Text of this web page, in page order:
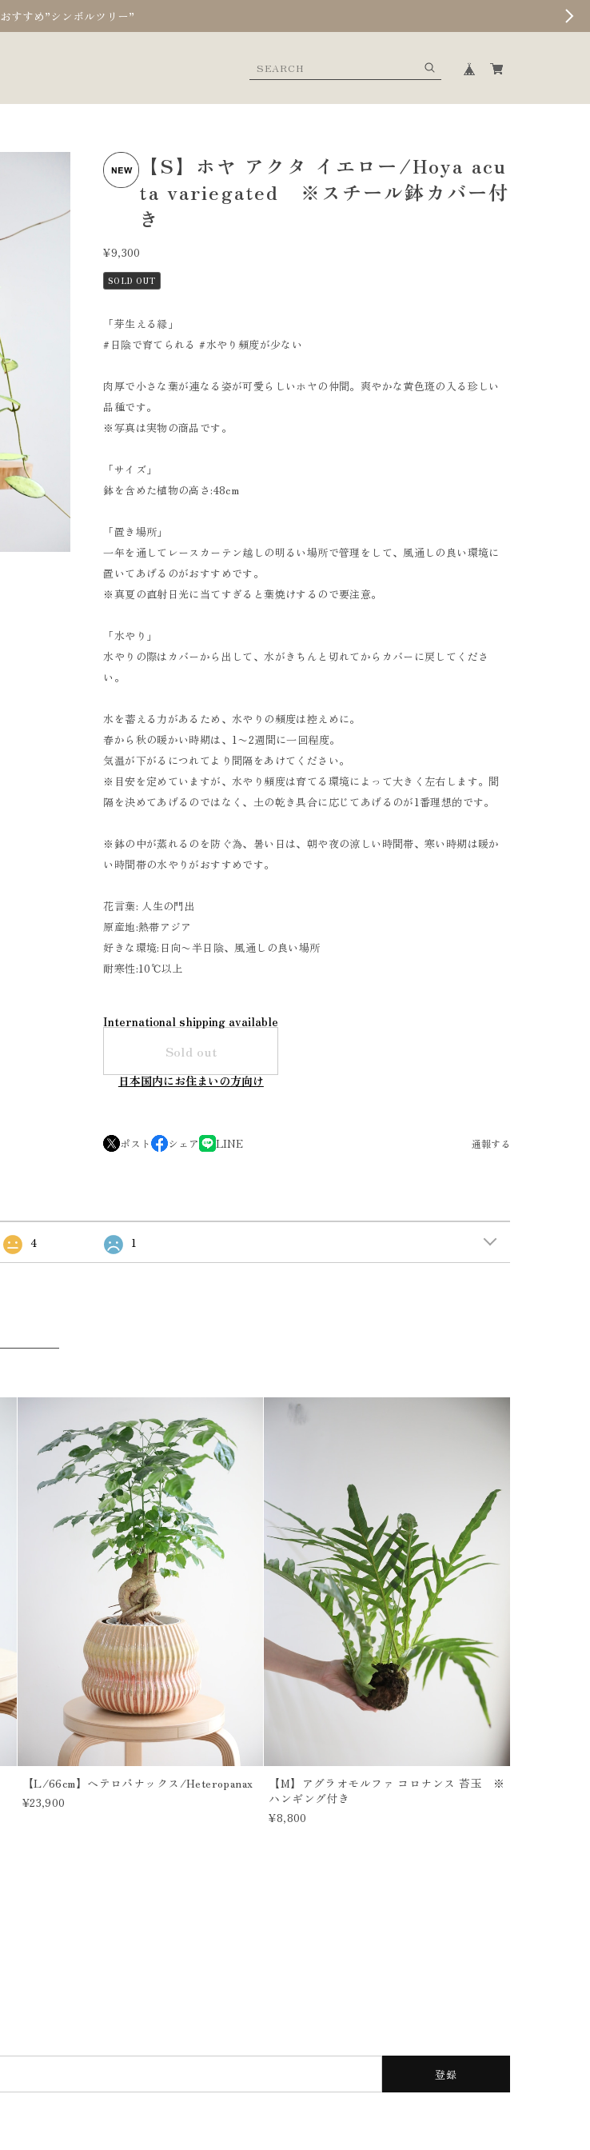
おすすめ”シンボルツリー”
【S】ホヤ アクタ イエロー/Hoya acu
ta variegated ※スチール鉢カバー付
き
¥9,300
SOLD OUT
「芽生える縁」
#日陰で育てられる #水やり頻度が少ない
肉厚で小さな葉が連なる姿が可愛らしいホヤの仲間。爽やかな黄色斑の入る珍しい
品種です。
※写真は実物の商品です。
「サイズ」
鉢を含めた植物の高さ:48cm
「置き場所」
一年を通してレースカーテン越しの明るい場所で管理をして、風通しの良い環境に
置いてあげるのがおすすめです。
※真夏の直射日光に当てすぎると葉焼けするので要注意。
「水やり」
水やりの際はカバーから出して、水がきちんと切れてからカバーに戻してくださ
い。
水を蓄える力があるため、水やりの頻度は控えめに。
春から秋の暖かい時期は、1〜2週間に一回程度。
気温が下がるにつれてより間隔をあけてください。
※目安を定めていますが、水やり頻度は育てる環境によって大きく左右します。間
隔を決めてあげるのではなく、土の乾き具合に応じてあげるのが1番理想的です。
※鉢の中が蒸れるのを防ぐ為、暑い日は、朝や夜の涼しい時間帯、寒い時期は暖か
い時間帯の水やりがおすすめです。
花言葉: 人生の門出
原産地:熱帯アジア
好きな環境:日向〜半日陰、風通しの良い場所
耐寒性:10℃以上
International shipping available
Sold out
日本国内にお住まいの方向け
ポスト シェア LINE 通報する
4 1
【L/66cm】ヘテロパナックス/Heteropanax
¥23,900
【M】アグラオモルファ コロナンス 苔玉 ※
ハンギング付き
¥8,800
登録